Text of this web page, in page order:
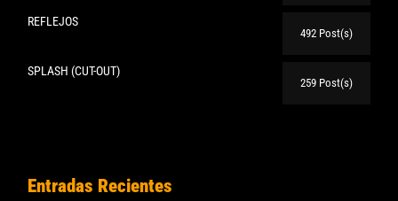
REFLEJOS
492 Post(s)
SPLASH (CUT-OUT)
259 Post(s)
Entradas Recientes